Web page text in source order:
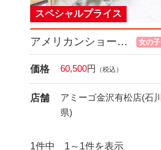
アメリカンショートヘア 女の子
スペシャルプライス
価格 60,500円 （税込）
店舗
アミーゴ金沢有松店(石川
県)
1件中 1～1件を表示